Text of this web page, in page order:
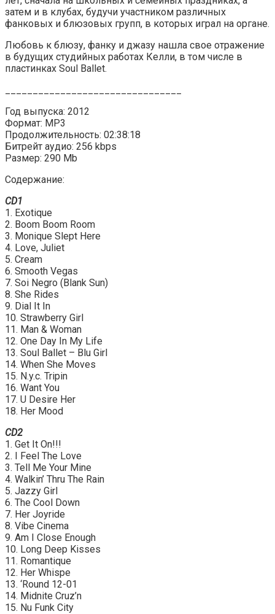
затем и в клубах, будучи участником различных
фанковых и блюзовых групп, в которых играл на органе.
Любовь к блюзу, фанку и джазу нашла свое отражение
в будущих студийных работах Келли, в том числе в
пластинках Soul Ballet.
Год выпуска: 2012
Формат: MP3
Продолжительность: 02:38:18
Битрейт аудио: 256 kbps
Размер: 290 Mb
Содержание:
CD1
1. Exotique
2. Boom Boom Room
3. Monique Slept Here
4. Love, Juliet
5. Cream
6. Smooth Vegas
7. Soi Negro (Blank Sun)
8. She Rides
9. Dial It In
10. Strawberry Girl
11. Man & Woman
12. One Day In My Life
13. Soul Ballet – Blu Girl
14. When She Moves
15. N.y.c. Tripin
16. Want You
17. U Desire Her
18. Her Mood
CD2
1. Get It On!!!
2. I Feel The Love
3. Tell Me Your Mine
4. Walkin’ Thru The Rain
5. Jazzy Girl
6. The Cool Down
7. Her Joyride
8. Vibe Cinema
9. Am I Close Enough
10. Long Deep Kisses
11. Romantique
12. Her Whispe
13. ‘Round 12-01
14. Midnite Cruz’n
15. Nu Funk City